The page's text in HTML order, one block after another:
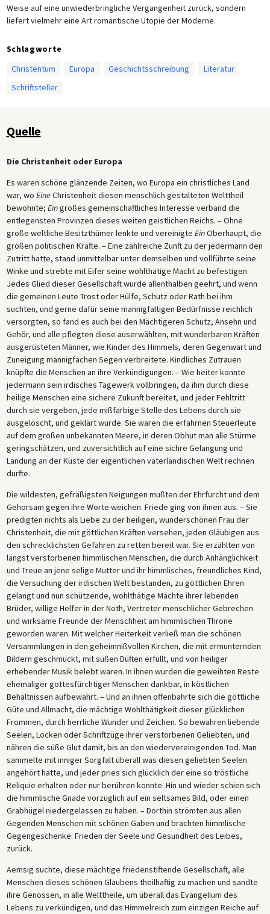
Weise auf eine unwiederbringliche Vergangenheit zurück, sondern
liefert vielmehr eine Art romantische Utopie der Moderne.
Schlagworte
Christentum
Europa Geschichtsschreibung
Literatur
Schriftsteller
Quelle
Die Christenheit oder Europa
Es waren schöne glänzende Zeiten, wo Europa ein christliches Land
war, wo EineChristenheit diesen menschlich gestalteten Welttheil
bewohnte; Eingroßes gemeinschaftliches Interesse verband die
entlegensten Provinzen dieses weiten geistlichen Reichs. – Ohne
große weltliche Besitzthümer lenkte und vereinigte EinOberhaupt, die
großen politischen Kräfte. – Eine zahlreiche Zunft zu der jedermann den
Zutritt hatte, stand unmittelbar unter demselben und vollführte seine
Winke und strebte mit Eifer seine wohlthätige Macht zu befestigen.
Jedes Glied dieser Gesellschaft wurde allenthalben geehrt, und wenn
die gemeinen Leute Trost oder Hülfe, Schutz oder Rath bei ihm
suchten, und gerne dafür seine mannigfaltigen Bedürfnisse reichlich
versorgten, so fand es auch bei den Mächtigeren Schutz, Ansehn und
Gehör, und alle pflegten diese auserwählten, mit wunderbaren Kräften
ausgerüsteten Männer, wie Kinder des Himmels, deren Gegenwart und
Zuneigung mannigfachen Segen verbreitete. Kindliches Zutrauen
knüpfte die Menschen an ihre Verkündigungen. – Wie heiter konnte
jedermann sein irdisches Tagewerk vollbringen, da ihm durch diese
heilige Menschen eine sichere Zukunft bereitet, und jeder Fehltritt
durch sie vergeben, jede mißfarbige Stelle des Lebens durch sie
ausgelöscht, und geklärt wurde. Sie waren die erfahrnen Steuerleute
auf dem großen unbekannten Meere, in deren Obhut man alle Stürme
geringschätzen, und zuversichtlich auf eine sichre Gelangung und
Landung an der Küste der eigentlichen vaterländischen Welt rechnen
durfte.
Die wildesten, gefräßigsten Neigungen mußten der Ehrfurcht und dem
Gehorsam gegen ihre Worte weichen. Friede ging von ihnen aus. – Sie
predigten nichts als Liebe zu der heiligen, wunderschönen Frau der
Christenheit, die mit göttlichen Kräften versehen, jeden Gläubigen aus
den schrecklichsten Gefahren zu retten bereit war. Sie erzählten von
längst verstorbenen himmlischen Menschen, die durch Anhänglichkeit
und Treue an jene selige Mutter und ihr himmlisches, freundliches Kind,
die Versuchung der irdischen Welt bestanden, zu göttlichen Ehren
gelangt und nun schützende, wohlthätige Mächte ihrer lebenden
Brüder, willige Helfer in der Noth, Vertreter menschlicher Gebrechen
und wirksame Freunde der Menschheit am himmlischen Throne
geworden waren. Mit welcher Heiterkeit verließ man die schönen
Versammlungen in den geheimnißvollen Kirchen, die mit ermunternden
Bildern geschmückt, mit süßen Düften erfüllt, und von heiliger
erhebender Musik belebt waren. In ihnen wurden die geweihten Reste
ehemaliger gottesfürchtiger Menschen dankbar, in köstlichen
Behältnissen aufbewahrt. – Und an ihnen offenbahrte sich die göttliche
Güte und Allmacht, die mächtige Wohlthätigkeit dieser glücklichen
Frommen, durch herrliche Wunder und Zeichen. So bewahren liebende
Seelen, Locken oder Schriftzüge ihrer verstorbenen Geliebten, und
nähren die süße Glut damit, bis an den wiedervereinigenden Tod. Man
sammelte mit inniger Sorgfalt überall was diesen geliebten Seelen
angehört hatte, und jeder pries sich glücklich der eine so tröstliche
Reliquie erhalten oder nur berühren konnte. Hin und wieder schien sich
die himmlische Gnade vorzüglich auf ein seltsames Bild, oder einen
Grabhügel niedergelassen zu haben. – Dorthin strömten aus allen
Gegenden Menschen mit schönen Gaben und brachten himmlische
Gegengeschenke: Frieden der Seele und Gesundheit des Leibes,
zurück.
Aemsig suchte, diese mächtige friedenstiftende Gesellschaft, alle
Menschen dieses schönen Glaubens theilhaftig zu machen und sandte
ihre Genossen, in alle Welttheile, um überall das Evangelium des
Lebens zu verkündigen, und das Himmelreich zum einzigen Reiche auf